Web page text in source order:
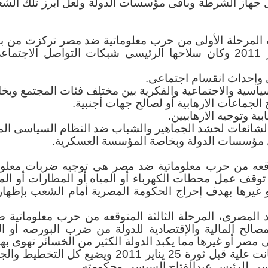
الشرطة وباقى مؤسسات الدولة ولعل أبرز تلك
ذروتها بعد ثورة يناير 2011 وكان سلاحها الرئيسى شبكات
انقسام اجتماعى.
والاجتماعية والفكرية بين مختلف فئات المجتمع
الارهابية أو لصالح جهات أجنبية.
وتوجيه الارهابيين.
لحشد الجماهير والشباب ضد النظام السياسى
الدولة وبخاصة المؤسسة العسكرية.
من حرب معلوماتية ضد مصر هى توجيه ضربات
عمل محطات الكهرباء أو المياه أو المطارات أو
غيرها بهدف إحراج الحكومة المصرية أمام الشعب
بعدما يتعافى الاقتصاد المصرى، ‫‏المرحلة الثالثة المتوقعه من
المالية والإقتصادية للدولة من ضرب البورصه أو
مصر أو غيرها مما يكبد الدولة الكثير من الخسائر تهوى
الإقتصادى وإلى ما كانت علية قبل ثورة 25 يناير
الأفقي يساعد على تعزيز انتشار الكلية شعبياً
الانتشار ساعد على تعزيز وجود الكلية مهنياً
الأفقي النوعي
بحلول العام الدراسي 2019/2020 أصبح لكلية الحاسبات
وهي كلية الذكاء الاصطناعي بجامعة كفر الشيخ
التي تُعتبر إحدى علوم الحاسبات
وعلوم البيانات وهي كلية متخصصة في علوم
والمعلومات الشهيرة فالبيانات هي المادة الخام
الانتشار ساعد على تعزيز قوة كلية الحاسبات
(كليات نوعية) مثل كلية الذكاء الاصطناعي
بجامعة الإسكندرية.
الرأسي
الحاسبات ترتكز علي الأقسام العامة مثل
المعلومات؛ بل تم التوسع في الأقسام
حيث تم تدشين أقسام جديدة أكثر تخصصاً